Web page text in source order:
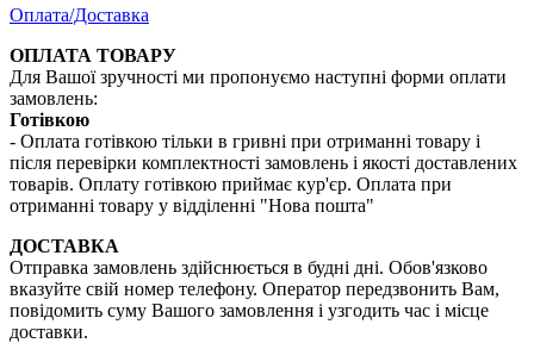
Оплата/Доставка
ОПЛАТА ТОВАРУ
Для Вашої зручності ми пропонуємо наступні форми оплати
замовлень:
Готівкою
- Оплата готівкою тільки в гривні при отриманні товару і
після перевірки комплектності замовлень і якості доставлених
товарів. Оплату готівкою приймає кур'єр. Оплата при
отриманні товару у відділенні "Нова пошта"
ДОСТАВКА
Отправка замовлень здійснюється в будні дні. Обов'язково
вказуйте свій номер телефону. Оператор передзвонить Вам,
повідомить суму Вашого замовлення і узгодить час і місце
доставки.